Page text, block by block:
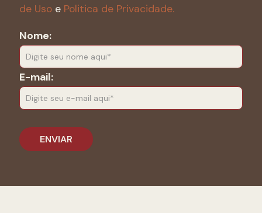
de Uso e Politica de Privacidade.
Nome:
E-mail: